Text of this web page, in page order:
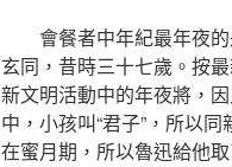
會餐者中年紀最年夜
玄同，昔時三十七歲。按
新文明活動中的年夜將，
中，小孩叫“君子”，所以
在蜜月期，所以魯迅給他